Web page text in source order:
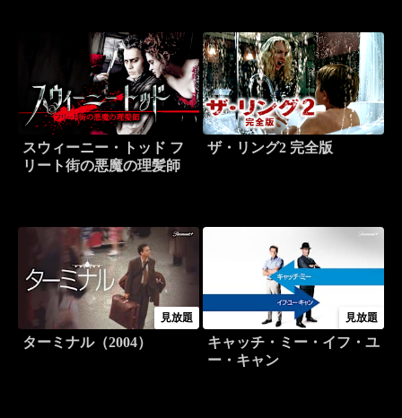
スウィーニー・トッド フ
リート街の悪魔の理髪師
ザ・リング2 完全版
見放題
ターミナル（2004）
見放題
キャッチ・ミー・イフ・ユ
ー・キャン